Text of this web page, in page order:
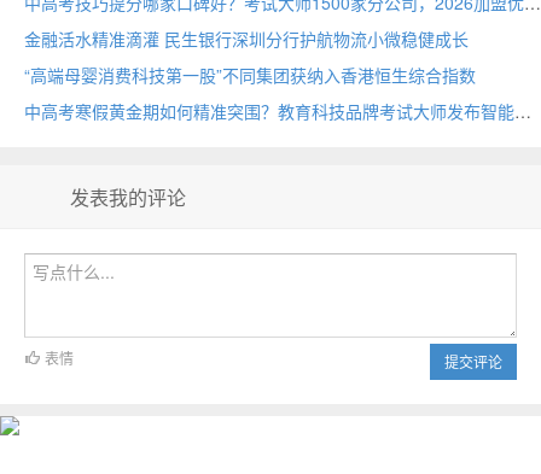
金融活水精准滴灌 民生银行深圳分行护航物流小微稳健成长
“高端母婴消费科技第一股”不同集团获纳入香港恒生综合指数
中高考寒假黄金期如何精准突围？教育科技品牌考试大师发布智能备考方案
发表我的评论
提交评论
表情